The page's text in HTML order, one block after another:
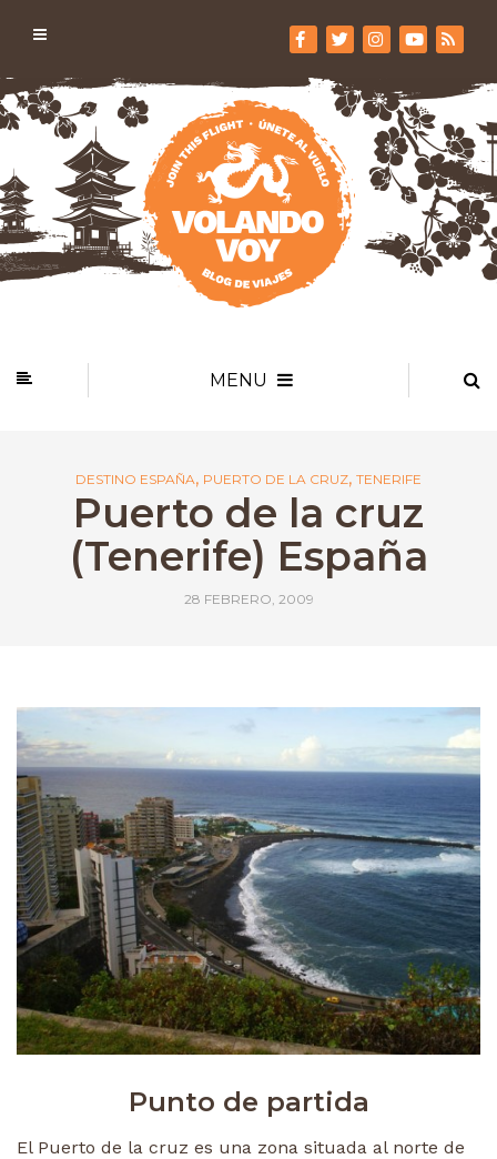
MENU
DESTINO ESPAÑA, PUERTO DE LA CRUZ, TENERIFE
Puerto de la cruz
(Tenerife) España
28 FEBRERO, 2009
Punto de partida
El Puerto de la cruz es una zona situada al norte de